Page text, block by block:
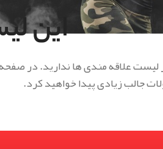
این
علاقه مندی ها ندارید. در
جالب زیادی پیدا خواهید کرد.